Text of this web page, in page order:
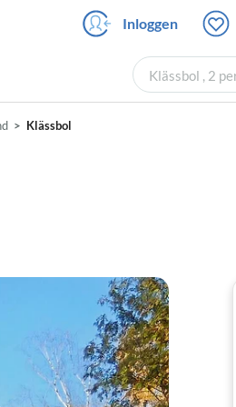
Inloggen
Klässbol , 2
Klässbol